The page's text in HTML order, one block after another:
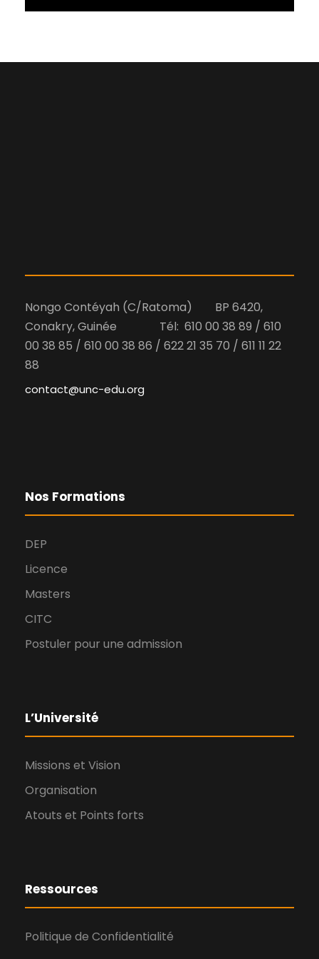
Nongo Contéyah (C/Ratoma) BP 6420,
Conakry, Guinée Tél: 610 00 38 89 / 610
00 38 85 / 610 00 38 86 / 622 21 35 70 / 611 11 22
88
contact@unc-edu.org
Nos Formations
DEP
Licence
Masters
CITC
Postuler pour une admission
L’Université
Missions et Vision
Organisation
Atouts et Points forts
Ressources
Politique de Confidentialité